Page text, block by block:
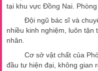
tại khu vực Đồng Nai.
Đội ngũ bác sĩ và
nhiều kinh nghiệm, luôn tận
nhân.
Cơ sở vật chất của
đầu tư hiện đại, không gian